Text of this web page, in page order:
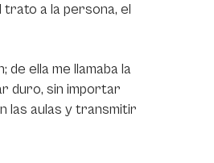
trato a la persona, el
ella me llamaba la
duro, sin importar
las aulas y transmitir